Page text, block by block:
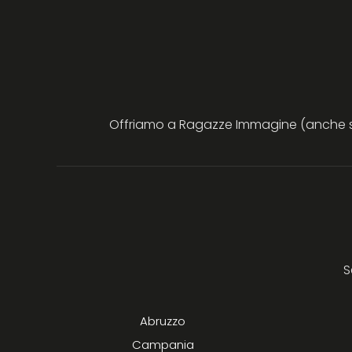
Offriamo a Ragazze Immagine
Abruzzo
Campania